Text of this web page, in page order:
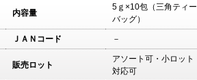
内容量
5ｇ×10包（三角ティー
バッグ）
ＪＡＮコード －
販売ロット
アソート可・小ロット
対応可